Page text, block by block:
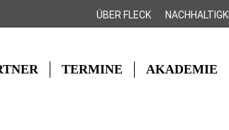
ÜBER FLECK
TERMINE AKADEMIE